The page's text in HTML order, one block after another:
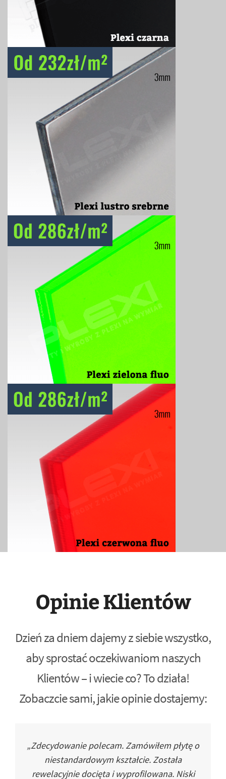
Opinie Klientów
Dzień za dniem dajemy z siebie wszystko,
aby sprostać oczekiwaniom naszych
Klientów – i wiecie co? To działa!
Zobaczcie sami, jakie opinie dostajemy:
„Zdecydowanie polecam. Zamówiłem płytę o
niestandardowym kształcie. Została
rewelacyjnie docięta i wyprofilowana. Niski